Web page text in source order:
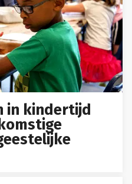
in kindertijd